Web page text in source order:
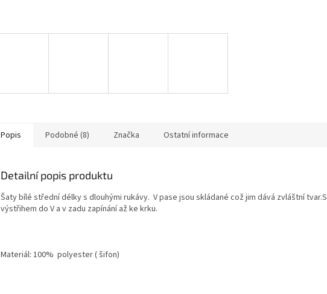
Popis Podobné (8) Značka Ostatní informace
Detailní popis produktu
Šaty bílé střední délky s dlouhými rukávy. V pase jsou skládané což jim dává zvláštní tvar.S
výstřihem do V a v zadu zapínání až ke krku.
Materiál: 100% polyester ( šifon)